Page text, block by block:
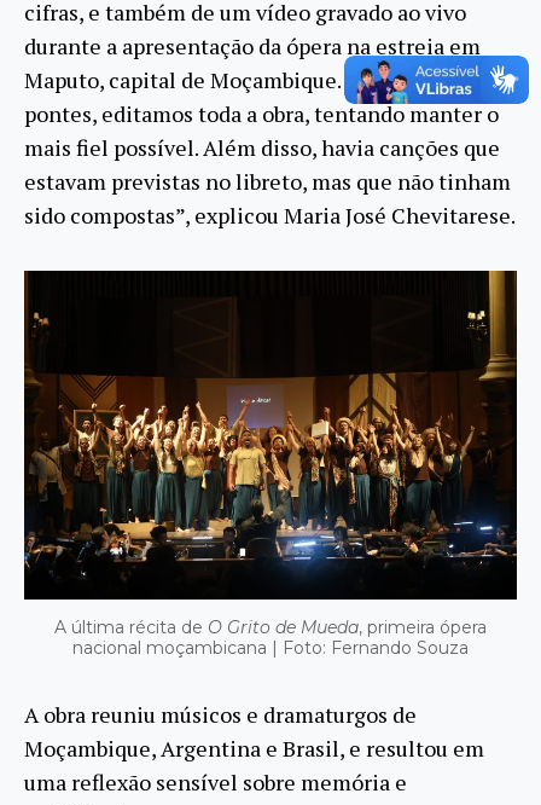
cifras, e também de um vídeo gravado ao vivo
durante a apresentação da ópera na estreia em
Maputo, capital de Moçambique. A partir destas
pontes, editamos toda a obra, tentando manter o
mais fiel possível. Além disso, havia canções que
estavam previstas no libreto, mas que não tinham
sido compostas”, explicou Maria José Chevitarese.
A última récita de O Grito de Mueda, primeira ópera
nacional moçambicana | Foto: Fernando Souza
A obra reuniu músicos e dramaturgos de
Moçambique, Argentina e Brasil, e resultou em
uma reflexão sensível sobre memória e